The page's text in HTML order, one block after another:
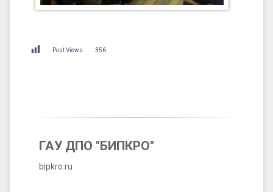
Post Views: 356
ГАУ ДПО "БИПКРО"
bipkro.ru